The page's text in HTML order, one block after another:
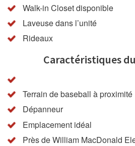
Walk-in Closet disponible
Laveuse dans l’unité
Rideaux
Caractéristiques
Terrain de baseball à proximité
Dépanneur
Emplacement idéal
Près de William MacDonald